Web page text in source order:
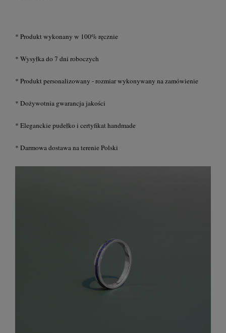
* Produkt wykonany w 100% ręcznie
* Wysyłka do 7 dni roboczych
* Produkt personalizowany - rozmiar wykonywany na zamówienie
* Dożywotnia gwarancja jakości
* Eleganckie pudełko i certyfikat handmade
* Darmowa dostawa na terenie Polski